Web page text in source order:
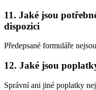
11. Jaké jsou
dispozici
Předepsané formuláře
12. Jaké jsou
Správní ani jiné poplatky